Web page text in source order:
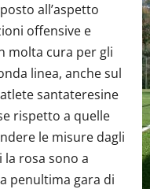
all’aspetto
offensive e
molta cura per gli
linea, anche sul
santateresine
rispetto a quelle
le misure dagli
rosa sono a
penultima gara di